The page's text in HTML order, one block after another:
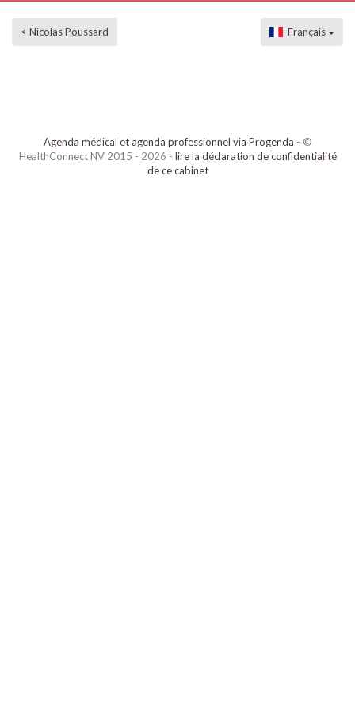
< Nicolas Poussard Français
Agenda médical et agenda professionnel via Progenda - ©
HealthConnect NV 2015 - 2026 - lire la déclaration de confidentialité
de ce cabinet